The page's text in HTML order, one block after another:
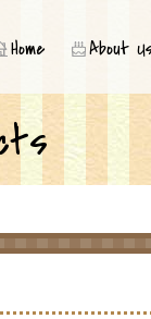
印です！
Home About